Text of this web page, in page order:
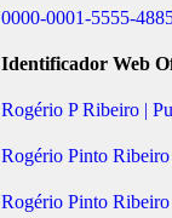
0000-0001-5555-
Identificador Web
Rogério P Ribeiro |
Rogério Pinto
‪Rogério Pinto